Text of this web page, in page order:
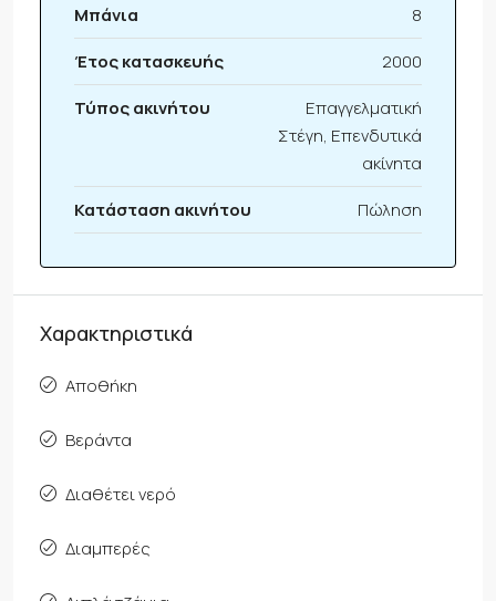
Μπάνια
8
Έτος κατασκευής
2000
Τύπος ακινήτου
Επαγγελματική
Στέγη, Επενδυτικά
ακίνητα
Κατάσταση ακινήτου
Πώληση
Χαρακτηριστικά
Αποθήκη
Βεράντα
Διαθέτει νερό
Διαμπερές